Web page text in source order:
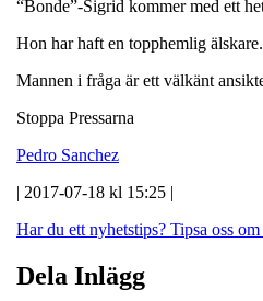
“Bonde”-Sigrid kommer med ett
Hon har haft en topphemlig älskare.
Mannen i fråga är ett välkänt
Stoppa Pressarna
Pedro Sanchez
| 2017-07-18 kl 15:25 |
Har du ett nyhetstips? Tipsa oss
Dela Inlägg